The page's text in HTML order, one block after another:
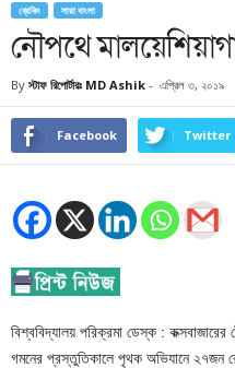
ব্রেকিং সারা বাংলা
নৌপথে
By স্টাফ রিপোর্টারঃ MD Ashik - এপ্রিল ৩, ২০১৯
Facebook Twitter
বিশ্ববিদ্যালয় পরিক্রমা ডেস্ক :
গমনের প্রস্তুতিকালে পৃথক অভিযানে ২৭জন